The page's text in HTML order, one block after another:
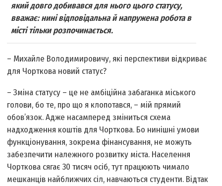
який довго добивався для нього цього статусу,
вважає: нині відповідальна й напружена робота в
місті тільки розпочинається.
– Михайле Володимировичу, які перспективи відкриває
для Чорткова новий статус?
– Зміна статусу – це не амбіційна забаганка міського
голови, бо те, про що я клопотався, – мій прямий
обов’язок. Адже насамперед зміниться схема
надходження коштів для Чорткова. Бо нинішні умови
функціонування, зокрема фінансування, не можуть
забезпечити належного розвитку міста. Населення
Чорткова сягає 30 тисяч осіб, тут працюють чимало
мешканців найближчих сіл, навчаються студенти. Відтак